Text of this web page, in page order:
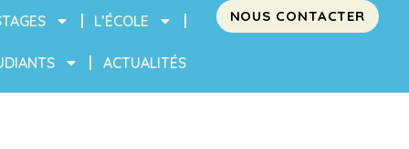
L’ÉCOLE
ACTUALITÉS
NOUS CONTACTER